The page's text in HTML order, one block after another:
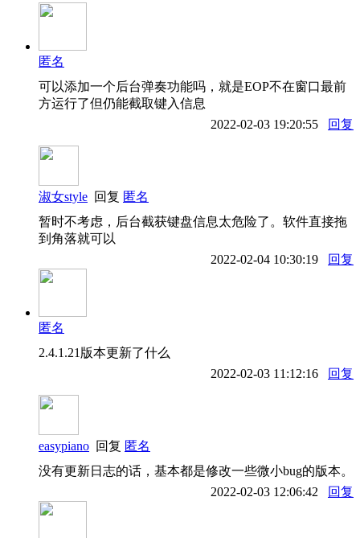
匿名
可以添加一个后台弹奏功能吗，就是EOP不在窗口最前
方运行了但仍能截取键入信息
2022-02-03 19:20:55
回复
淑女style 回复 匿名
暂时不考虑，后台截获键盘信息太危险了。软件直接拖
到角落就可以
2022-02-04 10:30:19
回复
匿名
2.4.1.21版本更新了什么
2022-02-03 11:12:16
回复
easypiano 回复 匿名
没有更新日志的话，基本都是修改一些微小bug的版本。
2022-02-03 12:06:42
回复